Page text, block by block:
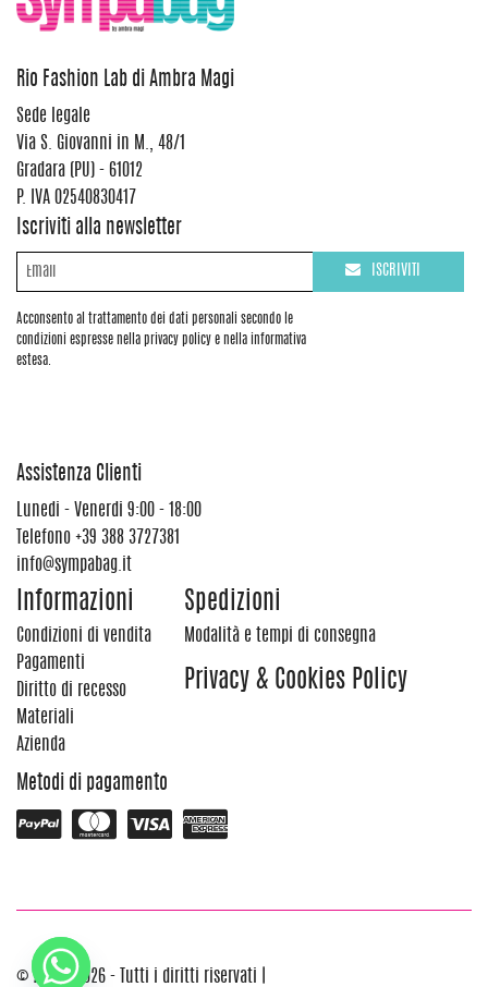
Rio Fashion Lab di Ambra Magi
Sede legale
Via S. Giovanni in M., 48/1
Gradara (PU) - 61012
P. IVA 02540830417
Iscriviti alla newsletter
Acconsento al trattamento dei dati personali secondo le
condizioni espresse nella privacy policy e nella informativa
estesa.
ISCRIVITI
Assistenza Clienti
Lunedi - Venerdi 9:00 - 18:00
Telefono +39 388 3727381
info@sympabag.it
Informazioni
Condizioni di vendita
Pagamenti
Diritto di recesso
Materiali
Azienda
Spedizioni
Modalità e tempi di consegna
Privacy & Cookies Policy
Metodi di pagamento
© 2012 - 2026 - Tutti i diritti riservati |